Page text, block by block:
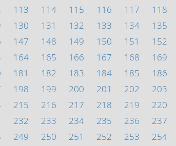
113 114 115 116 117 118
130 131 132 133 134 135
147 148 149 150 151 152
164 165 166 167 168 169
181 182 183 184 185 186
198 199 200 201 202 203
215 216 217 218 219 220
232 233 234 235 236 237
249 250 251 252 253 254